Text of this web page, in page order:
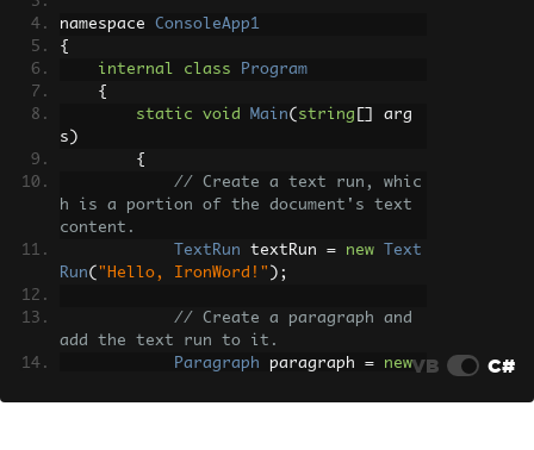
namespace ConsoleApp1
{
internal
class
Program
{
static
void Main( string
arg
s )
{
// Create a text run, whic
h is a portion of the document's text
content.
TextRun textRun = new
Text
Run( "Hello, IronWord!" );
// Create a paragraph and
add the text run to it.
Paragraph paragraph =
newVB C#